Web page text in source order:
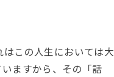
この人生においては大
ますから、その「話